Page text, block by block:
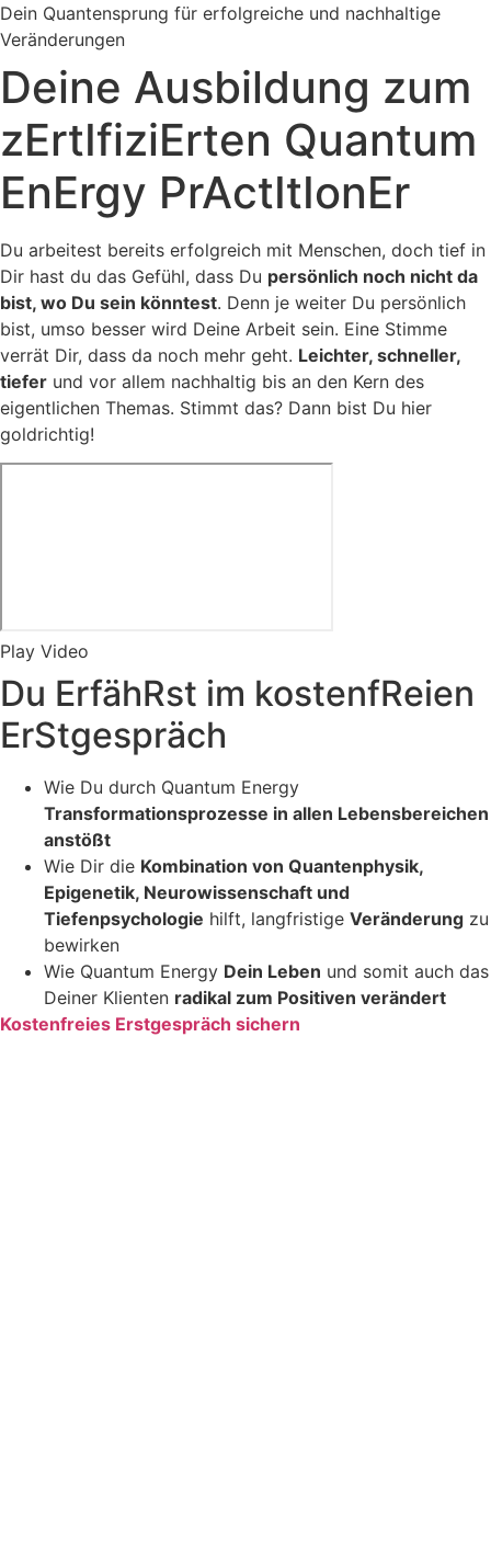
Zum
Inhalt
springen
Dein Quantensprung für erfolgreiche und nachhaltige
Veränderungen
Deine Ausbildung zum
zErtIfiziErten Quantum
EnErgy PrActItIonEr
Du arbeitest bereits erfolgreich mit Menschen, doch tief in
Dir hast du das Gefühl, dass Du persönlich noch nicht da
bist, wo Du sein könntest. Denn je weiter Du persönlich
bist, umso besser wird Deine Arbeit sein. Eine Stimme
verrät Dir, dass da noch mehr geht. Leichter, schneller,
tiefer und vor allem nachhaltig bis an den Kern des
eigentlichen Themas. Stimmt das? Dann bist Du hier
goldrichtig!
Play Video
Du ErfähRst im kostenfReien
ErStgespräch
Wie Du durch Quantum Energy
Transformationsprozesse in allen Lebensbereichen
anstößt
Wie Dir die Kombination von Quantenphysik,
Epigenetik, Neurowissenschaft und
Tiefenpsychologie hilft, langfristige Veränderung zu
bewirken
Wie Quantum Energy Dein Leben und somit auch das
Deiner Klienten radikal zum Positiven verändert
Kostenfreies Erstgespräch sichern